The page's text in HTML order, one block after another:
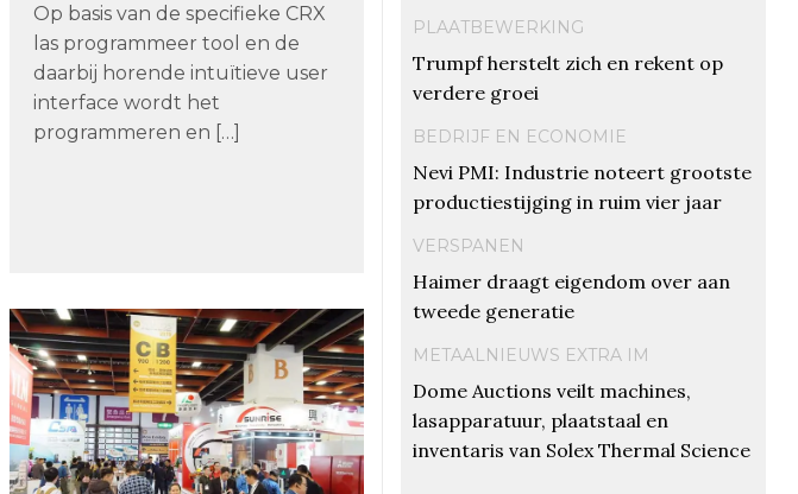
Op basis van de specifieke CRX
las programmeer tool en de
daarbij horende intuïtieve user
interface wordt het
programmeren en […]
PLAATBEWERKING
Trumpf herstelt zich en rekent op
verdere groei
BEDRIJF EN ECONOMIE
Nevi PMI: Industrie noteert grootste
productiestijging in ruim vier jaar
VERSPANEN
Haimer draagt eigendom over aan
tweede generatie
METAALNIEUWS EXTRA IM
Dome Auctions veilt machines,
lasapparatuur, plaatstaal en
inventaris van Solex Thermal Science